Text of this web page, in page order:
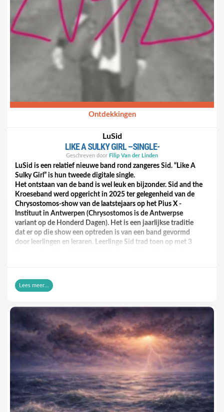
Deze “Dromen” gaat op heel wat punten mooi over de lat die
ze zelf hoog gelegd hebben. Op een paar puntjes gaan ze daar
niet over, maar deze durvers verdienen alvast enthousiast
applaus.
Dromen - song and lyrics by Muri | Spotify
Ontdekkingen
LuSid
LIKE A SULKY GIRL –SINGLE-
Geschreven door Filip Van der Linden
LuSid is een relatief nieuwe band rond zangeres Sid. “Like A
Sulky Girl” is hun tweede digitale single.
Het ontstaan van de band is wel leuk en bijzonder. Sid and the
Kroeseband werd opgericht in 2025 ter gelegenheid van de
Chrysostomos-show van de laatstejaars op het Pius X -
Instituut in Antwerpen (Chrysostomos is de Antwerpse
variant op de Honderd Dagen). Het is een jaarlijkse traditie
dat er op die show een optreden is van een band gevormd
door leerlingen en leraren. Leerlinge Sid trad toen op met 3
Songfestival in Kruibeke. Ook hier wist de band het publiek
en de jury te overtuigen. Er volgden meer optredens – met
naamsverandering in LuSid.
Sinds dit jaar worden de zaken met nog wat meer ambitie
aangepakt en er kwamen al twee digitale singles uit: “Stella”
en “Like A Sulky Girl”. Muzikaal en als geheel doet deze band
mij wat denken aan de indierock uit de jaren ’90. Denk aan
Juliana Hatfield, Eden, early Throwing Muses en heel wat
bandjes die toen op het 4AD-label zaten. Sterke composities
en goed ingezongen met een zweem van treurende dreampop
en mysterie.
En, wat goed is voor een beginnende band, hiermee kunnen
ze nog alle kanten uit. Bijvoorbeeld meer naar de noiserock, of
Lees meer...